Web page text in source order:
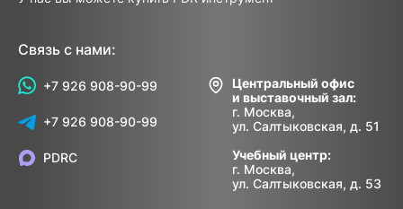
Связь с нами:
+7 926 908-90-99
+7 926 908-90-99
Центральный офис
и выставочный зал:
г. Москва,
ул. Салтыковская, д. 51
Учебный центр:
г. Москва,
ул. Салтыковская, д. 53
PDRC